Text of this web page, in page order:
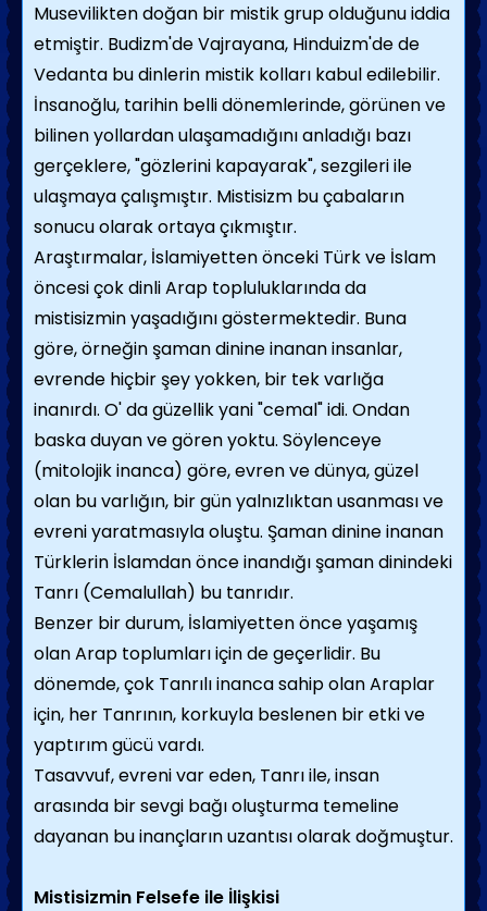
Musevilikten doğan bir mistik grup olduğunu iddia
etmiştir. Budizm'de Vajrayana, Hinduizm'de de
Vedanta bu dinlerin mistik kolları kabul edilebilir.
İnsanoğlu, tarihin belli dönemlerinde, görünen ve
bilinen yollardan ulaşamadığını anladığı bazı
gerçeklere, "gözlerini kapayarak", sezgileri ile
ulaşmaya çalışmıştır. Mistisizm bu çabaların
sonucu olarak ortaya çıkmıştır.
Araştırmalar, İslamiyetten önceki Türk ve İslam
öncesi çok dinli Arap topluluklarında da
mistisizmin yaşadığını göstermektedir. Buna
göre, örneğin şaman dinine inanan insanlar,
evrende hiçbir şey yokken, bir tek varlığa
inanırdı. O' da güzellik yani "cemal" idi. Ondan
baska duyan ve gören yoktu. Söylenceye
(mitolojik inanca) göre, evren ve dünya, güzel
olan bu varlığın, bir gün yalnızlıktan usanması ve
evreni yaratmasıyla oluştu. Şaman dinine inanan
Türklerin İslamdan önce inandığı şaman dinindeki
Tanrı (Cemalullah) bu tanrıdır.
Benzer bir durum, İslamiyetten önce yaşamış
olan Arap toplumları için de geçerlidir. Bu
dönemde, çok Tanrılı inanca sahip olan Araplar
için, her Tanrının, korkuyla beslenen bir etki ve
yaptırım gücü vardı.
Tasavvuf, evreni var eden, Tanrı ile, insan
arasında bir sevgi bağı oluşturma temeline
dayanan bu inançların uzantısı olarak doğmuştur.
Mistisizmin Felsefe ile İlişkisi